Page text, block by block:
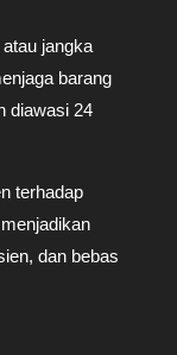
jangka
barang
diawasi 24
terhadap
dan bebas